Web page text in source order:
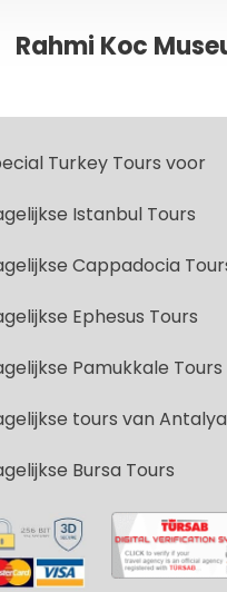
Rahmi Koc
Turkey Tours voor
Istanbul Tours
Cappadocia
Ephesus Tours
Pamukkale Tours
tours van Antalya
Bursa Tours